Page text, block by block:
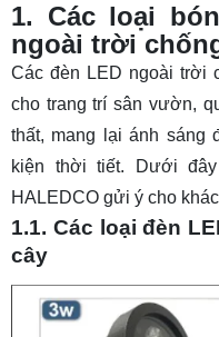
1.3. Các loại dây
nước
1.4. Các loại đèn
1.5. Các loại đèn
1.6. Các loại đèn
1.7. Mẫu đèn chiếu
bơi
1.9. Dây đèn trang trí
1. Các loại
ngoài trời
Các đèn LED ngoài trời
cho trang trí sân vườn,
thất, mang lại ánh sáng
kiện thời tiết. Dưới
HALEDCO gửi ý cho
1.1. Các loại đèn
cây